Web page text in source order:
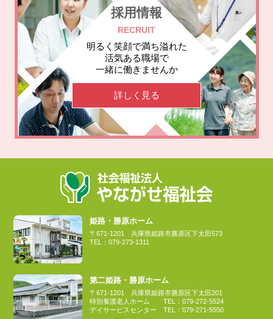
採用情報
RECRUIT
明るく笑顔で満ち溢れた
活気ある職場で
一緒に働きませんか
詳しく見る
姫路・勝原ホーム
〒671-1201兵庫県姫路市勝原区下太田573
TEL：079-273-1311
第二姫路・勝原ホーム
〒671-1201兵庫県姫路市勝原区下太田201
特別養護老人ホームTEL：079-272-5524
デイサービスセンターTEL：079-271-5550